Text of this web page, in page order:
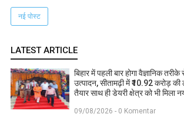
नई पोस्ट
LATEST ARTICLE
बिहार में पहली बार होगा वैज्ञानिक
उत्पादन, सीतामढ़ी में ₹10.92 करोड़
तैयार साथ ही डेयरी क्षेत्र को भी मिला
09/08/2026 - 0 Komentar